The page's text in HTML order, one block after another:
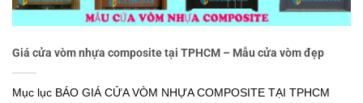
Giá cửa vòm nhựa composite tại TPHCM – Mẫu cửa vòm đẹp
Mục lục BÁO GIÁ CỬA VÒM NHỰA COMPOSITE TẠI TPHCM